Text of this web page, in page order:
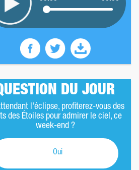
DU JOUR
l'éclipse, profiterez-vous des
des Étoiles pour admirer le ciel, ce
week-end ?
Oui